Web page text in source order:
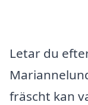
Letar du
fräscht kan